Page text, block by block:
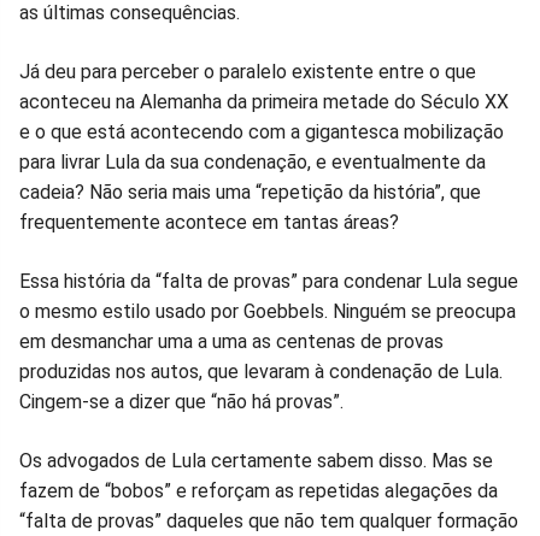
as últimas consequências.
Já deu para perceber o paralelo existente entre o que
aconteceu na Alemanha da primeira metade do Século XX
e o que está acontecendo com a gigantesca mobilização
para livrar Lula da sua condenação, e eventualmente da
cadeia? Não seria mais uma “repetição da história”, que
frequentemente acontece em tantas áreas?
Essa história da “falta de provas” para condenar Lula segue
o mesmo estilo usado por Goebbels. Ninguém se preocupa
em desmanchar uma a uma as centenas de provas
produzidas nos autos, que levaram à condenação de Lula.
Cingem-se a dizer que “não há provas”.
Os advogados de Lula certamente sabem disso. Mas se
fazem de “bobos” e reforçam as repetidas alegações da
“falta de provas” daqueles que não tem qualquer formação